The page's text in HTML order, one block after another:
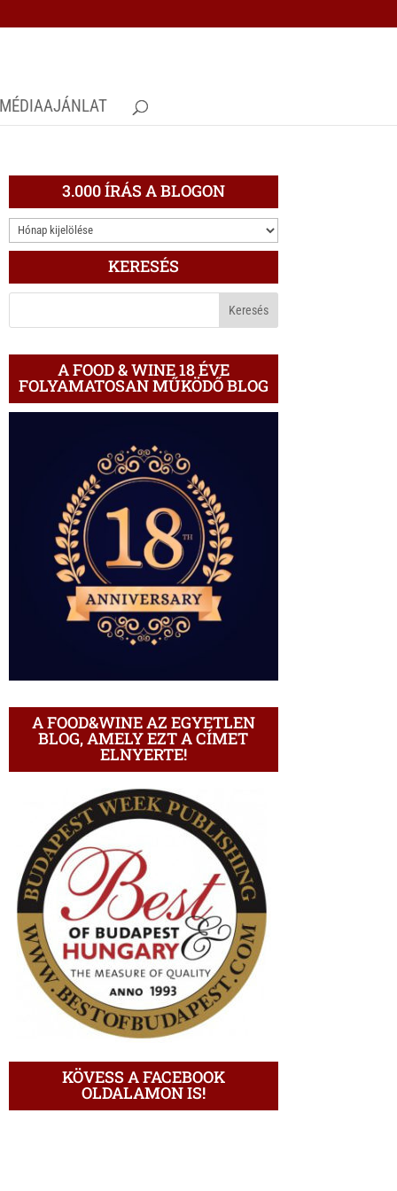
MÉDIAAJÁNLAT
3.000 ÍRÁS A BLOGON
3.000
ÍRÁS
BLOGON
KERESÉS
A FOOD & WINE 18 ÉVE
FOLYAMATOSAN MŰKÖDŐ BLOG
A FOOD&WINE AZ EGYETLEN
BLOG, AMELY EZT A CÍMET
ELNYERTE!
KÖVESS A FACEBOOK
OLDALAMON IS!